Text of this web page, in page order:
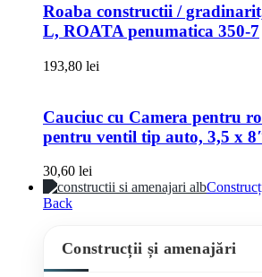
Roaba constructii /
L, ROATA penumatica 350-7
193,80 lei
Cauciuc cu Camera pentru
pentru ventil tip auto, 3,5 x
30,60 lei
Back
Construcții și amenajări